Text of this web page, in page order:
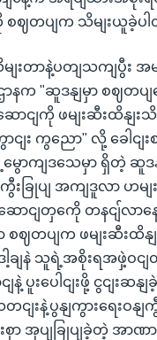
ဈတပျက သိမျးယူခဲ့ပါ
ျးတာနဲ့ပတျသကျပွီး အ
နက "ဆူဒနျမှာ စဈတပျ
ဆောငျကို ဖမျးဆီးထိနျ
း ကွညော" လို့ ခေါငျး
ကျဒသေမှာ ရှိတဲ့ ဆူဒနျ
ခြုပျ အကျဒူလာ ဟမျး
ဆောငျတှကေို တနငျ်လာ
စဈတပျက ဖမျးဆီးထိန
ေါ့ချနဲ သူရဲ့အစိုးရအဖှဲ့ဝ
ငျနဲ့ ပူးပေါငျးဖို့ ငွငျးဆ
ငျးနဲ့ပွနျကွားရေးဝန
ားစှာ အုပျခြုပျခဲ့တဲ့ အာ